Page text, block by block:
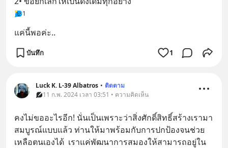
1
แค่นี้พอค่ะ..
บันทึก 1
Luck K. L-39 Albatros • ติดตาม
11 ก.พ. 2024 เวลา 03:51 • ความคิดเห็น
คงไม่ขออะไรอีก! นั่นเป็นเพราะว่าสิ่งศักดิ์สิทธิ์สร้างเรามา
สมบูรณ์แบบแล้ว ท่านให้มาพร้อมกับการปกป้องจนช่วย
เหลือตนเองได้  เราแค่พัฒนาการสมองให้สามารถอยู่ใน